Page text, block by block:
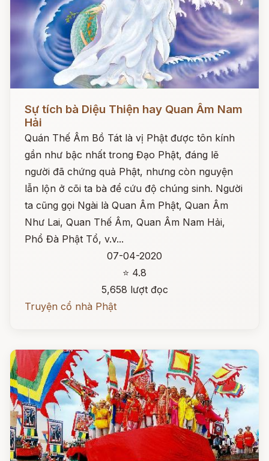
Sự tích bà Diệu Thiện hay Quan Âm Nam
Hải
Quán Thế Âm Bồ Tát là vị Phật được tôn kính
gần như bậc nhất trong Đạo Phật, đáng lẽ
người đã chứng quả Phật, nhưng còn nguyện
lẫn lộn ở cõi ta bà để cứu độ chúng sinh. Người
ta cũng gọi Ngài là Quan Âm Phật, Quan Âm
Như Lai, Quan Thế Âm, Quan Âm Nam Hải,
Phổ Đà Phật Tổ, v.v...
07-04-2020
⭐ 4.8
5,658 lượt đọc
Truyện cổ nhà Phật